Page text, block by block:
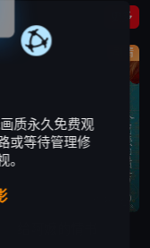
更多
剧情
质永久免费观
或等待管理修